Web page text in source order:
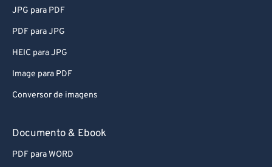
JPG para PDF
PDF para JPG
HEIC para JPG
Image para PDF
Conversor de imagens
Documento & Ebook
PDF para WORD